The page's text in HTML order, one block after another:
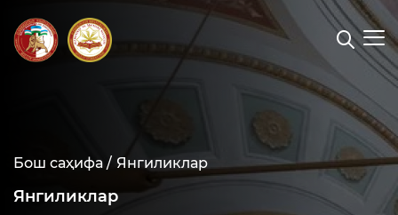
Бош саҳифа / Янгиликлар
Янгиликлар